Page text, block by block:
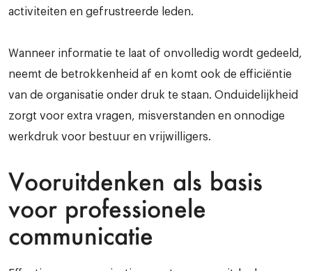
activiteiten en gefrustreerde leden.
Wanneer informatie te laat of onvolledig wordt gedeeld,
neemt de betrokkenheid af en komt ook de efficiëntie
van de organisatie onder druk te staan. Onduidelijkheid
zorgt voor extra vragen, misverstanden en onnodige
werkdruk voor bestuur en vrijwilligers.
Vooruitdenken als basis
voor professionele
communicatie